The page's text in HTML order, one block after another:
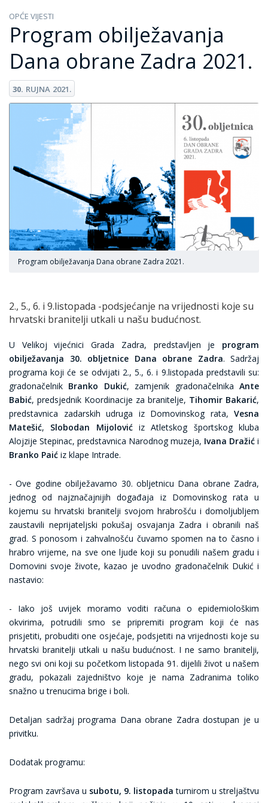
OPĆE VIJESTI
Program obilježavanja
Dana obrane Zadra 2021.
30. RUJNA 2021.
Program obilježavanja Dana obrane Zadra 2021.
2., 5., 6. i 9.listopada -podsjećanje na vrijednosti koje su
hrvatski branitelji utkali u našu budućnost.
U Velikoj vijećnici Grada Zadra, predstavljen je program
obilježavanja 30. obljetnice Dana obrane Zadra. Sadržaj
programa koji će se odvijati 2., 5., 6. i 9.listopada predstavili su:
gradonačelnik Branko Dukić, zamjenik gradonačelnikaAnte
Babić, predsjednik Koordinacije za branitelje, Tihomir Bakarić,
predstavnica zadarskih udruga iz Domovinskog rata, Vesna
Matešić, Slobodan Mijolovićiz Atletskog športskog kluba
Alojzije Stepinac, predstavnica Narodnog muzeja, Ivana Dražić i
Branko Paić iz klape Intrade.
- Ove godine obilježavamo 30. obljetnicu Dana obrane Zadra,
jednog od najznačajnijih događaja iz Domovinskog rata u
kojemu su hrvatski branitelji svojom hrabrošću i domoljubljem
zaustavili neprijateljski pokušaj osvajanja Zadra i obranili naš
grad. S ponosom i zahvalnošću čuvamo spomen na to časno i
hrabro vrijeme, na sve one ljude koji su ponudili našem gradu i
Domovini svoje živote, kazao je uvodno gradonačelnik Dukić i
nastavio:
- Iako još uvijek moramo voditi računa o epidemiološkim
okvirima, potrudili smo se pripremiti program koji će nas
prisjetiti, probuditi one osjećaje, podsjetiti na vrijednosti koje su
hrvatski branitelji utkali u našu budućnost. I ne samo branitelji,
nego svi oni koji su početkom listopada 91. dijelili život u našem
gradu, pokazali zajedništvo koje je nama Zadranima toliko
snažno u trenucima brige i boli.
Detaljan sadržaj programa Dana obrane Zadra dostupan je u
privitku.
Dodatak programu:
Program završava u subotu, 9. listopada turnirom u streljaštvu